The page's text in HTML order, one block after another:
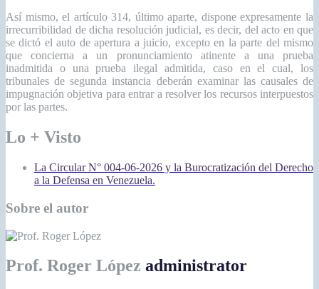
Así mismo, el artículo 314, último aparte, dispone expresamente la
irrecurribilidad de dicha resolución judicial, es decir, del acto en que
se dictó el auto de apertura a juicio, excepto en la parte del mismo
que concierna a un pronunciamiento atinente a una prueba
inadmitida o una prueba ilegal admitida, caso en el cual, los
tribunales de segunda instancia deberán examinar las causales de
impugnación objetiva para entrar a resolver los recursos interpuestos
por las partes.
Lo + Visto
La Circular N° 004-06-2026 y la Burocratización del Derecho
a la Defensa en Venezuela.
Sobre el autor
Prof. Roger López administrator